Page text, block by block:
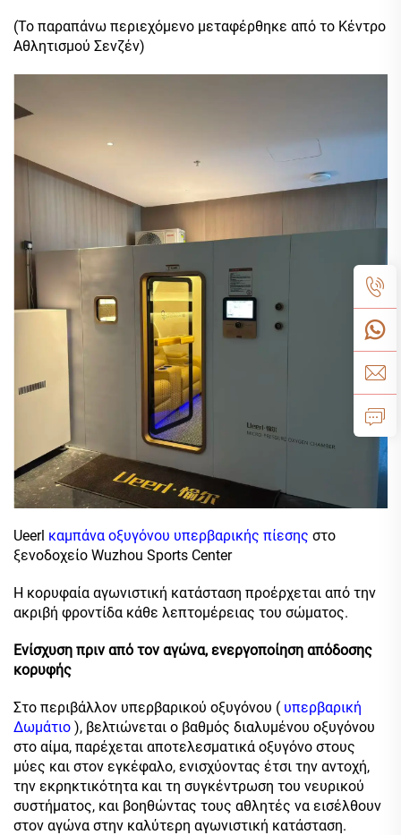
(Το παραπάνω περιεχόμενο μεταφέρθηκε από το Κέντρο
Αθλητισμού Σενζέν)
Ueerl καμπάνα οξυγόνου υπερβαρικής πίεσης στο
ξενοδοχείο Wuzhou Sports Center
Η κορυφαία αγωνιστική κατάσταση προέρχεται από την
ακριβή φροντίδα κάθε λεπτομέρειας του σώματος.
Ενίσχυση πριν από τον αγώνα, ενεργοποίηση απόδοσης
κορυφής
Στο περιβάλλον υπερβαρικού οξυγόνου ( υπερβαρική
Δωμάτιο ), βελτιώνεται ο βαθμός διαλυμένου οξυγόνου
στο αίμα, παρέχεται αποτελεσματικά οξυγόνο στους
μύες και στον εγκέφαλο, ενισχύοντας έτσι την αντοχή,
την εκρηκτικότητα και τη συγκέντρωση του νευρικού
συστήματος, και βοηθώντας τους αθλητές να εισέλθουν
στον αγώνα στην καλύτερη αγωνιστική κατάσταση.